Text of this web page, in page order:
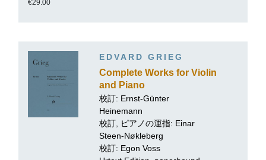
€29.00
EDVARD GRIEG
Complete Works for Violin
and Piano
校訂: Ernst-Günter
Heinemann
校訂, ピアノの運指: Einar
Steen-Nøkleberg
校訂: Egon Voss